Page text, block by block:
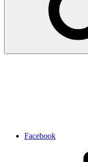
Facebook